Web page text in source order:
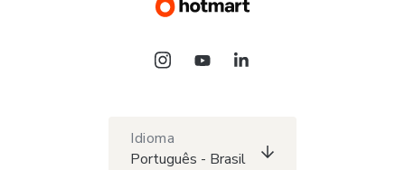
Idioma
Português - Brasil